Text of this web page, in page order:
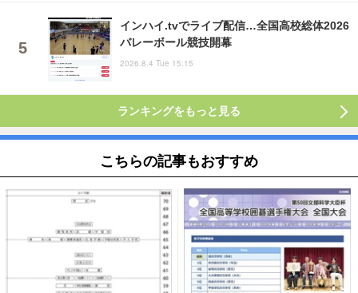
インハイ.tvでライブ配信…全国高校総体2026
バレーボール競技開幕
2026.8.4 Tue 15:15
ランキングをもっと見る
こちらの記事もおすすめ